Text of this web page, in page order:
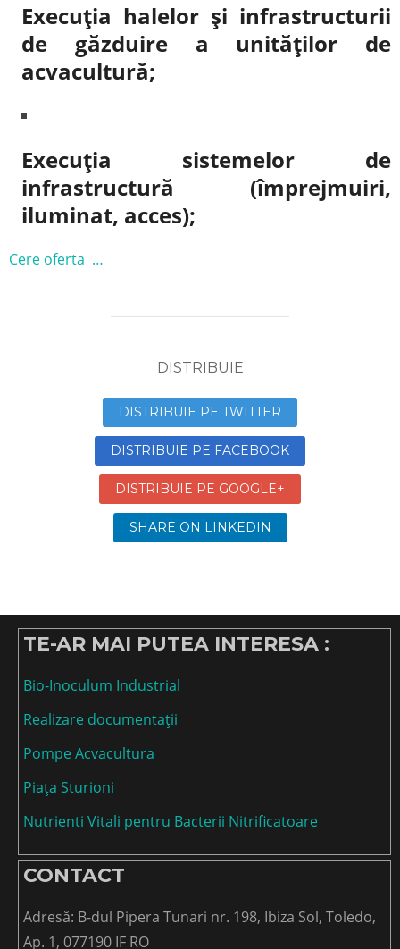
Execuția halelor și infrastructurii
de găzduire a unităților de
acvacultură;
Execuția sistemelor de
infrastructură (împrejmuiri,
iluminat, acces);
Cere oferta …
DISTRIBUIE
DISTRIBUIE PE TWITTER
DISTRIBUIE PE FACEBOOK
DISTRIBUIE PE GOOGLE+
SHARE ON LINKEDIN
TE-AR MAI PUTEA INTERESA :
Bio-Inoculum Industrial
Realizare documentații
Pompe Acvacultura
Piața Sturioni
Nutrienti Vitali pentru Bacterii Nitrificatoare
CONTACT
Adresă: B-dul Pipera Tunari nr. 198, Ibiza Sol, Toledo,
Ap. 1, 077190 IF RO